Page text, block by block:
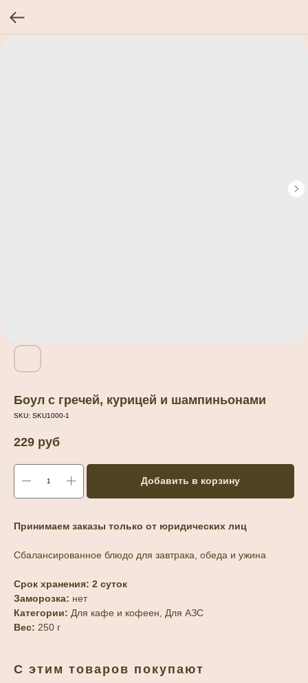
Боул с гречей, курицей и шампиньонами
SKU: SKU1000-1
229 руб
Добавить в корзину
Принимаем заказы только от юридических лиц
Сбалансированное блюдо для завтрака, обеда и ужина
Срок хранения: 2 суток
Заморозка: нет
Категории: Для кафе и кофеен, Для АЗС
Вес: 250 г
С этим товаров покупают